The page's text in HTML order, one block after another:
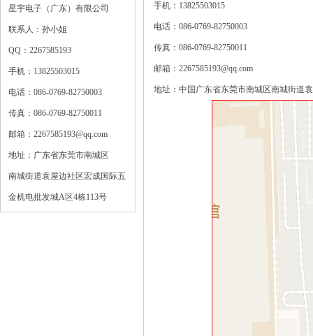
星宇电子（广东）有限公司
联系人：孙小姐
QQ：2267585193
手机：13825503015
电话：086-0769-82750003
传真：086-0769-82750011
邮箱：2267585193@qq.com
地址：广东省东莞市南城区
南城街道袁屋边社区宏成国际五
金机电批发城A区4栋113号
手机：13825503015
电话：086-0769-82750003
传真：086-0769-82750011
邮箱：2267585193@qq.com
地址：中国广东省东莞市南城区南城街道